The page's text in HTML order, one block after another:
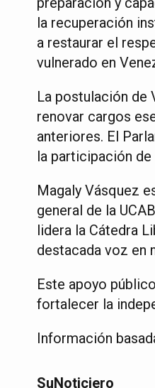
la recuperación
a restaurar el
vulnerado en
La postulación de
renovar cargos
anteriores. El
la participación
Magaly Vásquez
general de la
lidera la Cátedra
destacada voz en
Este apoyo
fortalecer la
Información
SuNoticiero